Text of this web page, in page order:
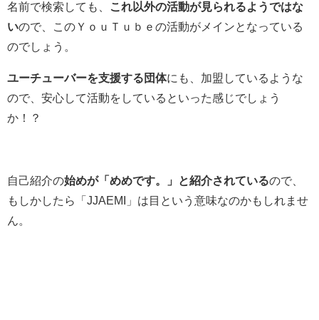
名前で検索しても、
これ以外の活動が見られるようではな
いので、このＹｏｕＴｕｂｅの活動がメインとなっている
のでしょう。
ユーチューバーを支援する団体にも、加盟しているような
ので、安心して活動をしているといった感じでしょう
か！？
自己紹介の始めが「めめです。」と紹介されているので、
もしかしたら「JJAEMI」は目という意味なのかもしれませ
ん。